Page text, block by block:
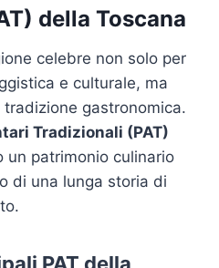
della Toscana
celebre non solo per
e culturale, ma
gastronomica.
Tradizionali (PAT)
un patrimonio culinario
di una lunga storia di
PAT della